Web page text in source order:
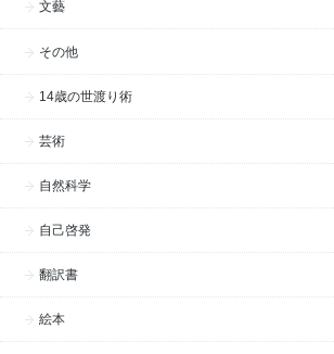
文藝
その他
14歳の世渡り術
芸術
自然科学
自己啓発
翻訳書
絵本